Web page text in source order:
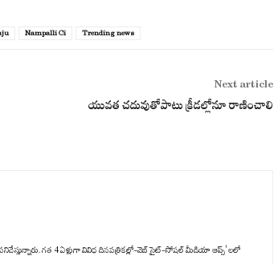
Nampalli Ci Trending news
Next article
యువత చదువుతోపాటు క్రీడల్లోనూ రాణించాలి
గత 4 ఏళ్లుగా వివిధ దినపత్రికల్లో-వెబ్ సైట్-సోషల్ మీడియా ఆప్స్' లలో